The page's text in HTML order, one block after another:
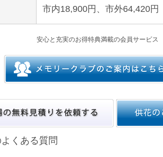
市内18,900円、市外64,420円
安心と充実のお得特典満載の会員サービス
くある質問